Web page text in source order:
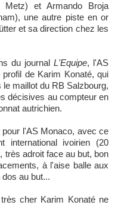
Metz) et Armando Broja
une autre piste en or
et sa direction chez les
du journal L'Equipe, l'AS
de Karim Konaté, qui
maillot du RB Salzbourg,
décisives au compteur en
autrichien.
l'AS Monaco, avec ce
international ivoirien (20
très adroit face au but, bon
à l'aise balle aux
au but...
cher Karim Konaté ne